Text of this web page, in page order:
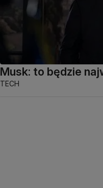
Musk: to będzie
TECH